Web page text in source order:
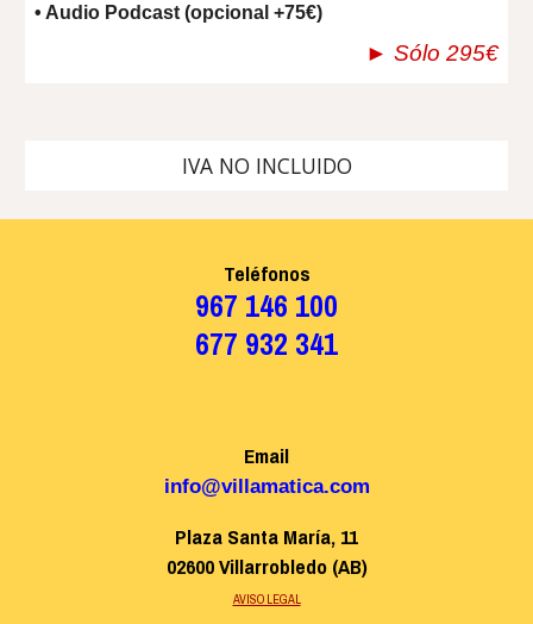
• Audio Podcast (opcional +75€)
► Sólo 295€
IVA NO INCLUIDO
Teléfonos
967 146 100
677 932 341
Email
info@villamatica.com
Plaza Santa María, 11
02600 Villarrobledo (AB)
AVISO LEGAL